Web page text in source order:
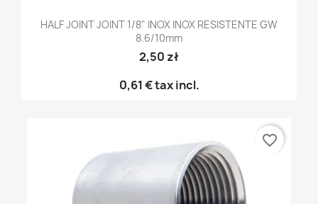
HALF JOINT JOINT 1/8" INOX INOX RESISTENTE GW
8.6/10mm
2,50 zł
0,61 €tax incl.
favorite_border